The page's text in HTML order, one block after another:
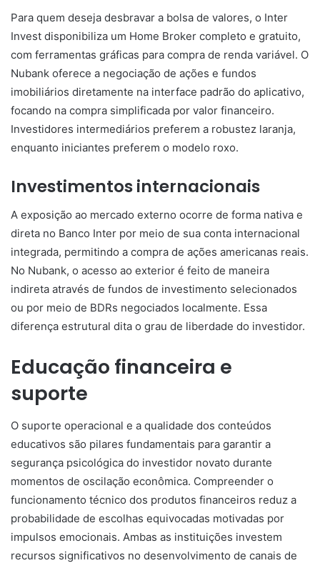
Para quem deseja desbravar a bolsa de valores, o Inter
Invest disponibiliza um Home Broker completo e gratuito,
com ferramentas gráficas para compra de renda variável. O
Nubank oferece a negociação de ações e fundos
imobiliários diretamente na interface padrão do aplicativo,
focando na compra simplificada por valor financeiro.
Investidores intermediários preferem a robustez laranja,
enquanto iniciantes preferem o modelo roxo.
Investimentos internacionais
A exposição ao mercado externo ocorre de forma nativa e
direta no Banco Inter por meio de sua conta internacional
integrada, permitindo a compra de ações americanas reais.
No Nubank, o acesso ao exterior é feito de maneira
indireta através de fundos de investimento selecionados
ou por meio de BDRs negociados localmente. Essa
diferença estrutural dita o grau de liberdade do investidor.
Educação financeira e
suporte
O suporte operacional e a qualidade dos conteúdos
educativos são pilares fundamentais para garantir a
segurança psicológica do investidor novato durante
momentos de oscilação econômica. Compreender o
funcionamento técnico dos produtos financeiros reduz a
probabilidade de escolhas equivocadas motivadas por
impulsos emocionais. Ambas as instituições investem
recursos significativos no desenvolvimento de canais de